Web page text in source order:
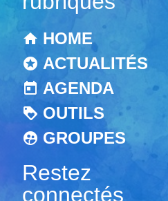
HOME
ACTUALITÉS
AGENDA
OUTILS
GROUPES
Restez
connectés